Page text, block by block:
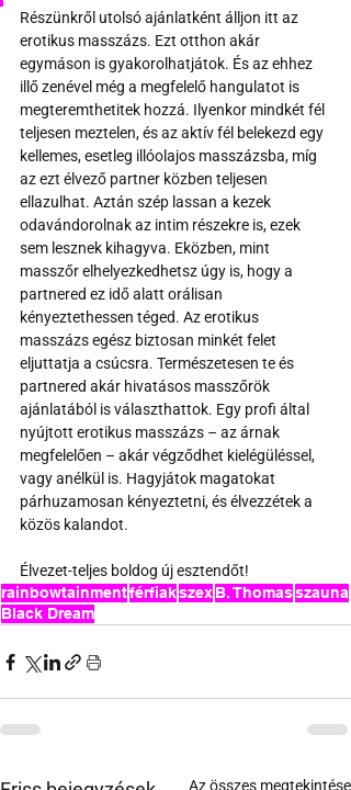
Részünkről utolsó ajánlatként álljon itt az
erotikus masszázs. Ezt otthon akár
egymáson is gyakorolhatjátok. És az ehhez
illő zenével még a megfelelő hangulatot is
megteremthetitek hozzá. Ilyenkor mindkét fél
teljesen meztelen, és az aktív fél belekezd egy
kellemes, esetleg illóolajos masszázsba, míg
az ezt élvező partner közben teljesen
ellazulhat. Aztán szép lassan a kezek
odavándorolnak az intim részekre is, ezek
sem lesznek kihagyva. Eközben, mint
masszőr elhelyezkedhetsz úgy is, hogy a
partnered ez idő alatt orálisan
kényeztethessen téged. Az erotikus
masszázs egész biztosan minkét felet
eljuttatja a csúcsra. Természetesen te és
partnered akár hivatásos masszőrök
ajánlatából is választhattok. Egy profi által
nyújtott erotikus masszázs – az árnak
megfelelően – akár végződhet kielégüléssel,
vagy anélkül is. Hagyjátok magatokat
párhuzamosan kényeztetni, és élvezzétek a
közös kalandot.
Élvezet-teljes boldog új esztendőt!
rainbowtainmentférfiakszexB. Thomasszauna
Black Dream
Az összes megtekintése